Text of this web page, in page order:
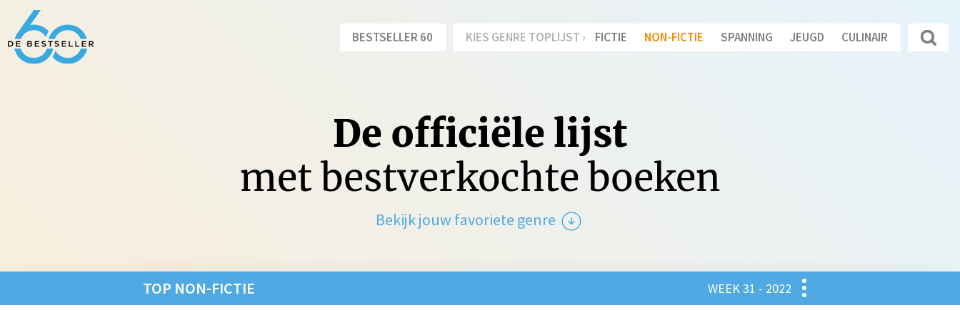
BESTSELLER 60 KIES GENRE TOPLIJST › FICTIE NON-FICTIE SPANNING JEUGD CULINAIR
De officiële lijst
met bestverkochte boeken
Bekijk jouw favoriete genre
Fictie
Jeugd
Culinair
TOP NON-FICTIE WEEK 31 - 2022